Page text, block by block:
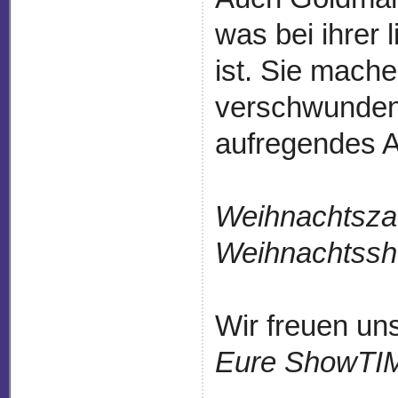
was bei ihrer
ist. Sie
aufregendes
Wir freuen
Eure